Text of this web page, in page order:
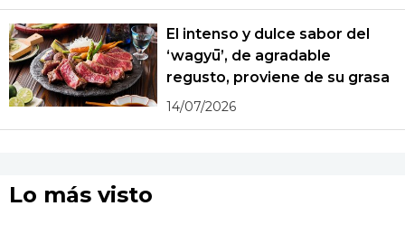
El intenso y dulce sabor del
‘wagyū’, de agradable
regusto, proviene de su grasa
14/07/2026
Lo más visto